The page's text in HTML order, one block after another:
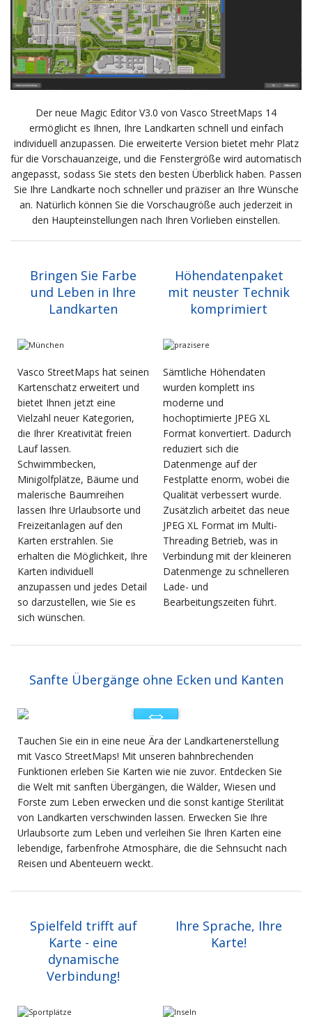
Der neue Magic Editor V3.0 von Vasco StreetMaps 14
ermöglicht es Ihnen, Ihre Landkarten schnell und einfach
individuell anzupassen. Die erweiterte Version bietet mehr Platz
für die Vorschauanzeige, und die Fenstergröße wird automatisch
angepasst, sodass Sie stets den besten Überblick haben. Passen
Sie Ihre Landkarte noch schneller und präziser an Ihre Wünsche
an. Natürlich können Sie die Vorschaugröße auch jederzeit in
den Haupteinstellungen nach Ihren Vorlieben einstellen.
Bringen Sie Farbe
und Leben in Ihre
Landkarten
Höhendatenpaket
mit neuster Technik
komprimiert
Vasco StreetMaps hat seinen
Kartenschatz erweitert und
bietet Ihnen jetzt eine
Vielzahl neuer Kategorien,
die Ihrer Kreativität freien
Lauf lassen.
Schwimmbecken,
Minigolfplätze, Bäume und
malerische Baumreihen
lassen Ihre Urlaubsorte und
Freizeitanlagen auf den
Karten erstrahlen. Sie
erhalten die Möglichkeit, Ihre
Karten individuell
anzupassen und jedes Detail
so darzustellen, wie Sie es
sich wünschen.
Sämtliche Höhendaten
wurden komplett ins
moderne und
hochoptimierte JPEG XL
Format konvertiert. Dadurch
reduziert sich die
Datenmenge auf der
Festplatte enorm, wobei die
Qualität verbessert wurde.
Zusätzlich arbeitet das neue
JPEG XL Format im Multi-
Threading Betrieb, was in
Verbindung mit der kleineren
Datenmenge zu schnelleren
Lade- und
Bearbeitungszeiten führt.
Sanfte Übergänge ohne Ecken und Kanten
Tauchen Sie ein in eine neue Ära der Landkartenerstellung
mit Vasco StreetMaps! Mit unseren bahnbrechenden
Funktionen erleben Sie Karten wie nie zuvor. Entdecken Sie
die Welt mit sanften Übergängen, die Wälder, Wiesen und
Forste zum Leben erwecken und die sonst kantige Sterilität
von Landkarten verschwinden lassen. Erwecken Sie Ihre
Urlaubsorte zum Leben und verleihen Sie Ihren Karten eine
lebendige, farbenfrohe Atmosphäre, die die Sehnsucht nach
Reisen und Abenteuern weckt.
Spielfeld trifft auf
Karte - eine
dynamische
Verbindung!
Ihre Sprache, Ihre
Karte!